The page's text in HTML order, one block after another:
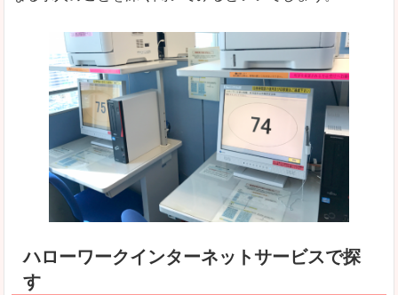
ハローワークインターネットサービスで探
す